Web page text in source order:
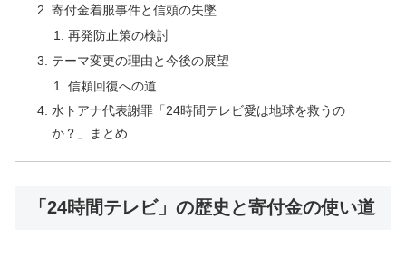
寄付金着服事件と信頼の失墜
再発防止策の検討
テーマ変更の理由と今後の展望
信頼回復への道
水トアナ代表謝罪「24時間テレビ愛は地球を救うの
か？」まとめ
「24時間テレビ」の歴史と寄付金の使い道